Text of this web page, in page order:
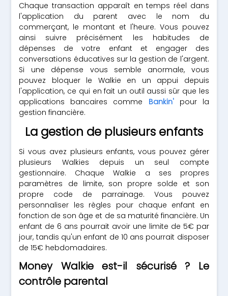
Chaque transaction apparaît en temps réel dans
l'application du parent avec le nom du
commerçant, le montant et l'heure. Vous pouvez
ainsi suivre précisément les habitudes de
dépenses de votre enfant et engager des
conversations éducatives sur la gestion de l'argent.
Si une dépense vous semble anormale, vous
pouvez bloquer le Walkie en un appui depuis
l'application, ce qui en fait un outil aussi sûr que les
applications bancaires comme Bankin'pour la
gestion financière.
La gestion de plusieurs enfants
Si vous avez plusieurs enfants, vous pouvez gérer
plusieurs Walkies depuis un seul compte
gestionnaire. Chaque Walkie a ses propres
paramètres de limite, son propre solde et son
propre code de parrainage. Vous pouvez
personnaliser les règles pour chaque enfant en
fonction de son âge et de sa maturité financière. Un
enfant de 6 ans pourrait avoir une limite de 5€ par
jour, tandis qu'un enfant de 10 ans pourrait disposer
de 15€ hebdomadaires.
Money Walkie est-il sécurisé ? Le
contrôle parental